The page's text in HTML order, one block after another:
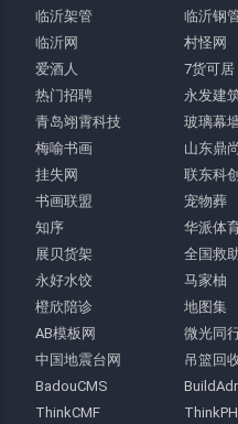
临沂架管
临沂钢
临沂网
村怪网
爱酒人
7货可居
热门招聘
永发建
青岛翊霄科技
玻璃幕
梅喻书画
山东鼎
挂失网
联东科创
书画联盟
宠物葬
知序
华派体
展贝货架
全国救
永好水饺
马家柚
橙欣陪诊
地图集
AB模板网
微光同
中国地震台网
吊篮回
BadouCMS
ThinkCMF